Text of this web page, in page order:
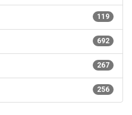
119
692
267
256